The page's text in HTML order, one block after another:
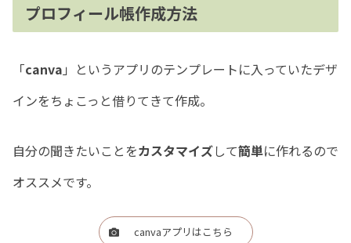
プロフィール帳作成方法
「canva 」というアプリのテンプレートに入っていたデザ
インをちょこっと借りてきて作成。
自分の聞きたいことをカスタマイズして簡単に作れるので
オススメです。
canvaアプリはこちら